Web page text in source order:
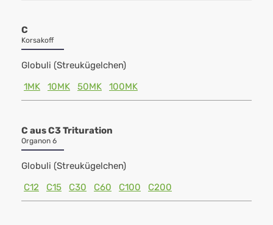
C
Korsakoff
Globuli (Streukügelchen)
1MK
10MK 50MK 100MK
C aus C3 Trituration
Organon 6
Globuli (Streukügelchen)
C12
C15 C30 C60 C100 C200